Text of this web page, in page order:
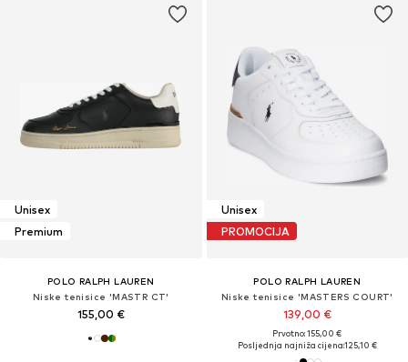
Unisex
Premium
POLO RALPH LAUREN
Niske tenisice 'MASTR CT'
155,00 €
Unisex
PROMOCIJA
POLO RALPH LAUREN
Niske tenisice 'MASTERS COURT'
139,00 €
Prvotno: 155,00 €
Posljednja najniža cijena:125,10 €